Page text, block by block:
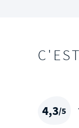
4,3/5